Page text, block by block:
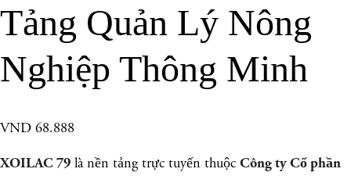
Tảng Quản Lý Nông
Nghiệp Thông Minh
VND 68.888
XOILAC 79 là nền tảng trực tuyến thuộc Công ty Cổ phần